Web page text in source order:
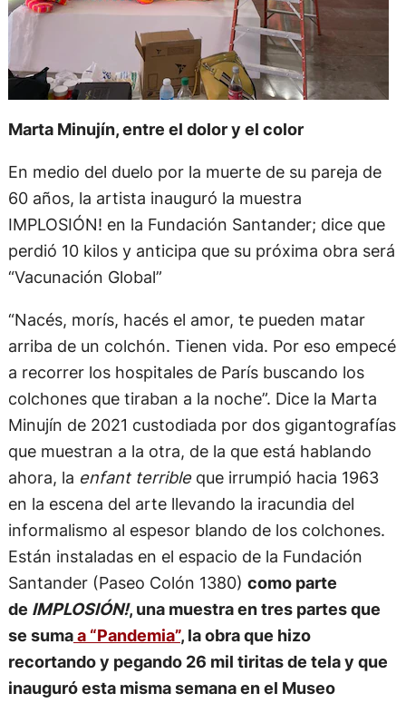
Marta Minujín, entre el dolor y el color
En medio del duelo por la muerte de su pareja de
60 años, la artista inauguró la muestra
IMPLOSIÓN! en la Fundación Santander; dice que
perdió 10 kilos y anticipa que su próxima obra será
“Vacunación Global”
“Nacés, morís, hacés el amor, te pueden matar
arriba de un colchón. Tienen vida. Por eso empecé
a recorrer los hospitales de París buscando los
colchones que tiraban a la noche”. Dice la Marta
Minujín de 2021 custodiada por dos gigantografías
que muestran a la otra, de la que está hablando
ahora, la enfant terrible que irrumpió hacia 1963
en la escena del arte llevando la iracundia del
informalismo al espesor blando de los colchones.
Están instaladas en el espacio de la Fundación
Santander (Paseo Colón 1380) como parte
de IMPLOSIÓN!, una muestra en tres partes que
se sumaa “Pandemia”, la obra que hizo
recortando y pegando 26 mil tiritas de tela y que
inauguró esta misma semana en el Museo